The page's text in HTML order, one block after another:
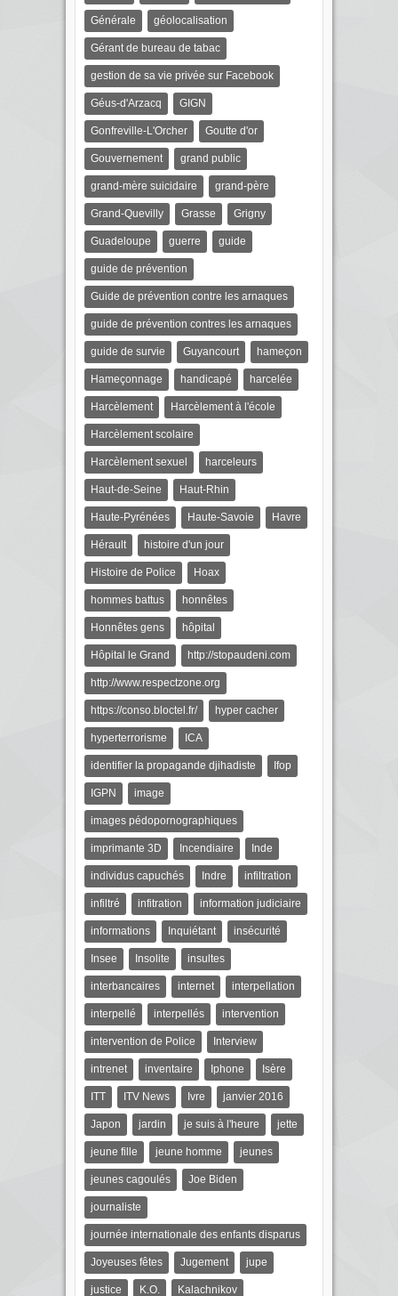
Générale géolocalisation
Gérant de bureau de tabac
gestion de sa vie privée sur Facebook
Géus-d'Arzacq GIGN
Gonfreville-L'Orcher Goutte d'or
Gouvernement grand public
grand-mère suicidaire grand-père
Grand-Quevilly Grasse Grigny
Guadeloupe guerre guide
guide de prévention
Guide de prévention contre les arnaques
guide de prévention contres les arnaques
guide de survie Guyancourt hameçon
Hameçonnage handicapé harcelée
Harcèlement Harcèlement à l'école
Harcèlement scolaire
Harcèlement sexuel harceleurs
Haut-de-Seine Haut-Rhin
Haute-Pyrénées Haute-Savoie Havre
Hérault histoire d'un jour
Histoire de Police Hoax
hommes battus honnêtes
Honnêtes gens hôpital
Hôpital le Grand http://stopaudeni.com
http://www.respectzone.org
https://conso.bloctel.fr/ hyper cacher
hyperterrorisme ICA
identifier la propagande djihadiste Ifop
IGPN image
images pédopornographiques
imprimante 3D Incendiaire Inde
individus capuchés Indre infiltration
infiltré infitration information judiciaire
informations Inquiétant insécurité
Insee Insolite insultes
interbancaires internet interpellation
interpellé interpellés intervention
intervention de Police Interview
intrenet inventaire Iphone Isère
ITT ITV News Ivre janvier 2016
Japon jardin je suis à l'heure jette
jeune fille jeune homme jeunes
jeunes cagoulés Joe Biden
journaliste
journée internationale des enfants disparus
Joyeuses fêtes Jugement jupe
justice K.O. Kalachnikov